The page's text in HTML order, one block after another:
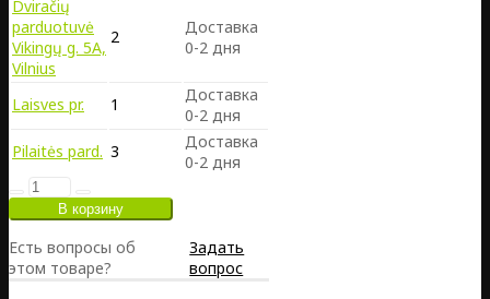
Dviračių
parduotuvė
Vikingų g. 5A,
Vilnius
2
Доставка
0-2 дня
Laisves pr. 1
Доставка
0-2 дня
Pilaitės pard. 3
Доставка
0-2 дня
Есть вопросы об
этом товаре?
Задать
вопрос